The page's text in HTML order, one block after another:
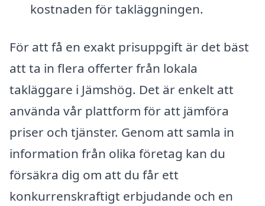
kostnaden för takläggningen.
För att få en exakt prisuppgift är det bäst
att ta in flera offerter från lokala
takläggare i Jämshög. Det är enkelt att
använda vår plattform för att jämföra
priser och tjänster. Genom att samla in
information från olika företag kan du
försäkra dig om att du får ett
konkurrenskraftigt erbjudande och en